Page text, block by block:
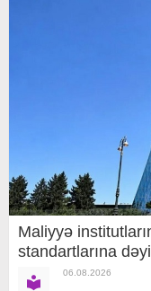
Maliyyə
standartlarına
06.08.2026